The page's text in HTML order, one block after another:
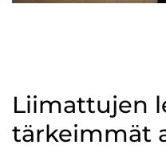
Liimattujen
tärkeimmät